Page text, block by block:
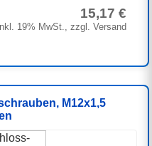
15,17 €
19% MwSt., zzgl. Versand
M12x1,5